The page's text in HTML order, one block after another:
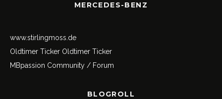
MERCEDES-BENZ
www.stirlingmoss.de
Oldtimer Ticker Oldtimer Ticker
MBpassion Community / Forum
BLOGROLL